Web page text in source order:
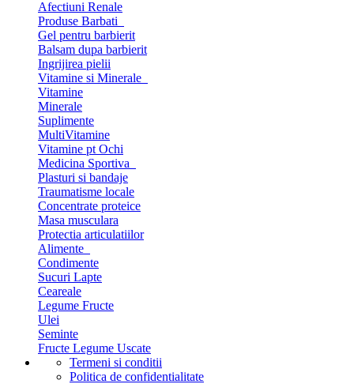
Afectiuni Renale
Produse Barbati
Gel pentru barbierit
Balsam dupa barbierit
Ingrijirea pielii
Vitamine si Minerale
Vitamine
Minerale
Suplimente
MultiVitamine
Vitamine pt Ochi
Medicina Sportiva
Plasturi si bandaje
Traumatisme locale
Concentrate proteice
Masa musculara
Protectia articulatiilor
Alimente
Condimente
Sucuri Lapte
Ceareale
Legume Fructe
Ulei
Seminte
Fructe Legume Uscate
Termeni si conditii
Politica de confidentialitate